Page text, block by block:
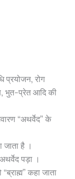
प्रयोजन, रोग
भुत-प्रेत आदि की
“अथर्वेद” के
जाता है ।
पड़ा ।
कहा जाता